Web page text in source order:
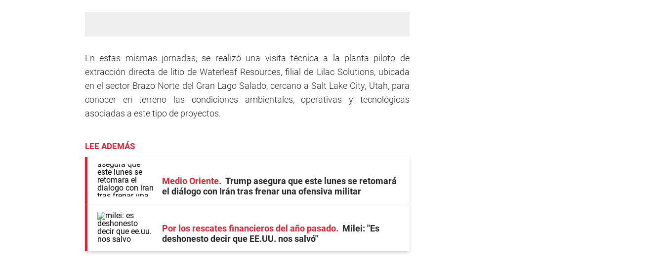
En estas mismas jornadas, se realizó una visita técnica a la planta piloto de
extracción directa de litio de Waterleaf Resources, filial de Lilac Solutions, ubicada
en el sector Brazo Norte del Gran Lago Salado, cercano a Salt Lake City, Utah, para
conocer en terreno las condiciones ambientales, operativas y tecnológicas
asociadas a este tipo de proyectos.
LEE ADEMÁS
Medio Oriente
Trump asegura que este lunes se retomará
el diálogo con Irán tras frenar una ofensiva militar
Por los rescates financieros del año pasado
Milei: "Es
deshonesto decir que EE.UU. nos salvó"